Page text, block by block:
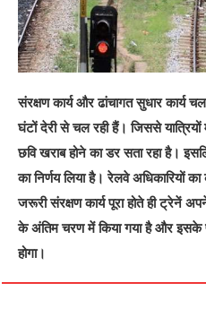
संरक्षण कार्य और ढांचागत सुधार कार्य
घंटों देरी से चल रही हैं। जिससे
छवि खराब होने का डर सता रहा है।
का निर्णय लिया है। रेलवे अधिकारियों
जरूरी संरक्षण कार्य पूरा होते ही ट्रेनें
के अंतिम चरण में किया गया है और इसके
होगा।